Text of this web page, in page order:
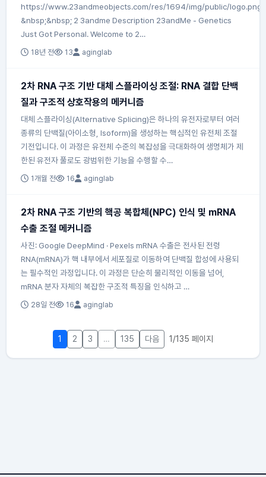
https://www.23andmeobjects.com/res/1694/img/public/logo.png
&nbsp;&nbsp; 2 3andme Description 23andMe - Genetics
Just Got Personal. Welcome to 2…
18년 전 13 aginglab
2차 RNA 구조 기반 대체 스플라이싱 조절: RNA 결합 단백
질과 구조적 상호작용의 메커니즘
대체 스플라이싱(Alternative Splicing)은 하나의 유전자로부터 여러
종류의 단백질(아이소형, Isoform)을 생성하는 핵심적인 유전체 조절
기전입니다. 이 과정은 유전체 수준의 복잡성을 극대화하여 생명체가 제
한된 유전자 풀로도 광범위한 기능을 수행할 수…
1개월 전 16 aginglab
2차 RNA 구조 기반의 핵공 복합체(NPC) 인식 및 mRNA
수출 조절 메커니즘
사진: Google DeepMind · Pexels mRNA 수출은 전사된 전령
RNA(mRNA)가 핵 내부에서 세포질로 이동하여 단백질 합성에 사용되
는 필수적인 과정입니다. 이 과정은 단순히 물리적인 이동을 넘어,
mRNA 분자 자체의 복잡한 구조적 특징을 인식하고 …
28일 전 16 aginglab
1 2 3 … 135 다음 1/135 페이지